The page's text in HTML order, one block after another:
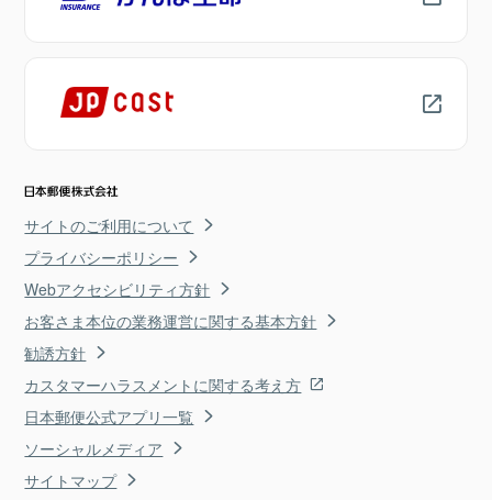
サイトのご利用について
プライバシーポリシー
Webアクセシビリティ方針
お客さま本位の業務運営に関する基本方針
勧誘方針
カスタマーハラスメントに関する考え方
日本郵便公式アプリ一覧
ソーシャルメディア
サイトマップ